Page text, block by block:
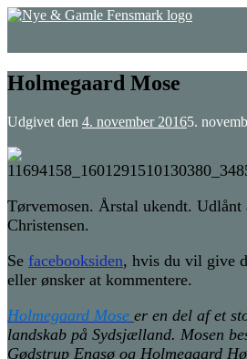
Gå
Holmegaard Mose
Udgivet den 4. november 20165.
Tørvemosen. Årstal ukendt. Udlånt
Christensen.
Se facebooksiden, hvis du vil give
eller ønsker at kommentere.
Holmegaard Mose er en del af et
landskab på Sydsjælland. Mosen
Gødstrup Engsø og Holmegaard